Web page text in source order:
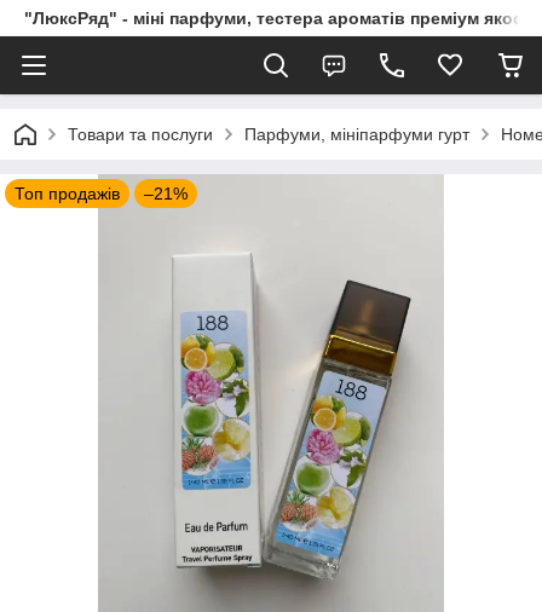
"ЛюксРяд" - міні парфуми, тестера ароматів преміум
Товари та послуги Парфуми, мініпарфуми гурт
Топ продажів –21%